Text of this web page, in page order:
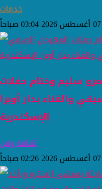
خدمات
سليم وختام حفلات
والغناء بدار أوبرا
الإسكندرية
ثقافة وفن